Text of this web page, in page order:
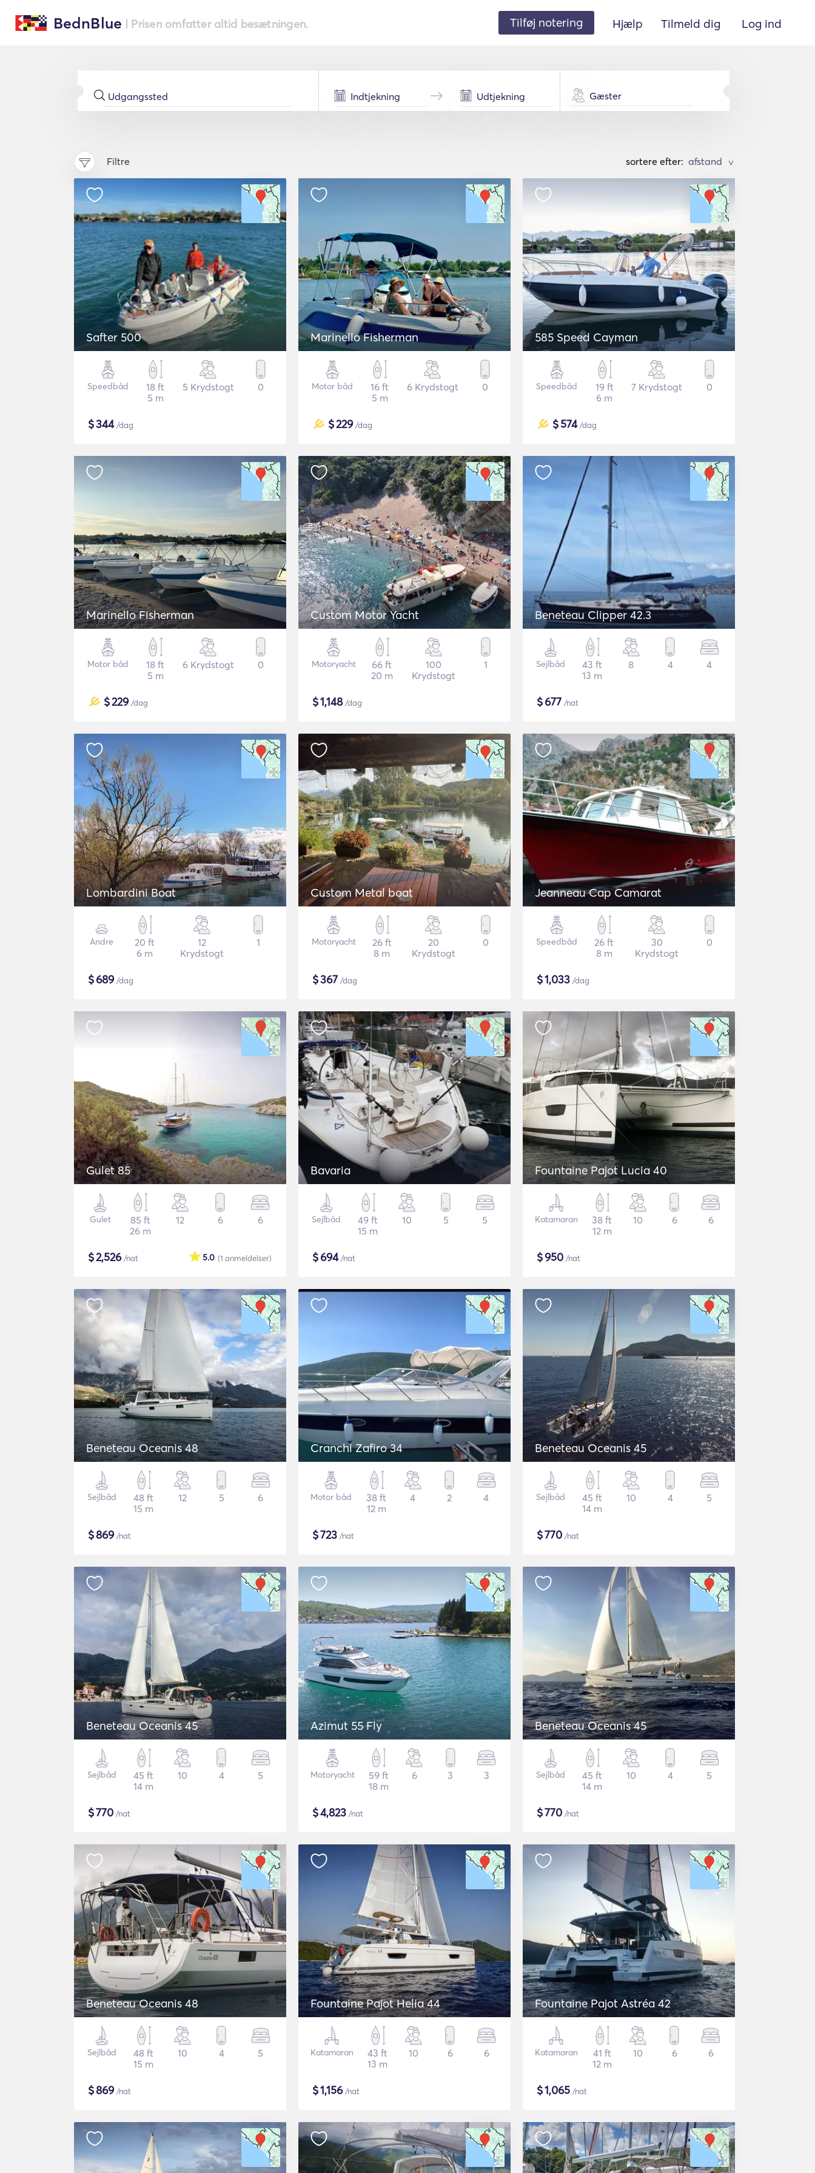
BednBlue | Prisen omfatter altid besætningen. Tilføj notering Hjælp Tilmeld dig Log ind
Gæster
Filtre sortere efter: >
Safter 500
Speedbåd
18 ft
5 m
5 Krydstogt 0
$344/dag
Marinello Fisherman
Motor båd
16 ft
5 m
6 Krydstogt 0
$229/dag
585 Speed Cayman
Speedbåd
19 ft
6 m
7 Krydstogt 0
$574/dag
Marinello Fisherman
Motor båd
18 ft
5 m
6 Krydstogt 0
$229/dag
Custom Motor Yacht
Motoryacht
66 ft
20 m
100
Krydstogt
1
$1,148/dag
Beneteau Clipper 42.3
Sejlbåd
43 ft
13 m
8 4 4
$677 /nat
Lombardini Boat
Andre
20 ft
6 m
12
Krydstogt
1
$689/dag
Custom Metal boat
Motoryacht
26 ft
8 m
20
Krydstogt
0
$367 /dag
Jeanneau Cap Camarat
Speedbåd
26 ft
8 m
30
Krydstogt
0
$1,033 /dag
Gulet 85
Gulet
85 ft
26 m
12 6 6
$2,526/nat (1 anmeldelser)
5.0
Bavaria
Sejlbåd
49 ft
15 m
10 5 5
$694/nat
Fountaine Pajot Lucia 40
Katamaran
38 ft
12 m
10 6 6
$950 /nat
Beneteau Oceanis 48
Sejlbåd
48 ft
15 m
12 5 6
$869/nat
Cranchi Zafiro 34
Motor båd
38 ft
12 m
4 2 4
$723 /nat
Beneteau Oceanis 45
Sejlbåd
45 ft
14 m
10 4 5
$770 /nat
Beneteau Oceanis 45
Sejlbåd
45 ft
14 m
10 4 5
$770 /nat
Azimut 55 Fly
Motoryacht
59 ft
18 m
6 3 3
$4,823 /nat
Beneteau Oceanis 45
Sejlbåd
45 ft
14 m
10 4 5
$770 /nat
Beneteau Oceanis 48
Sejlbåd
48 ft
15 m
10 4 5
$869/nat
Fountaine Pajot Helia 44
Katamaran
43 ft
13 m
10 6 6
$1,156/nat
Fountaine Pajot Astréa 42
Katamaran
41 ft
12 m
10 6 6
$1,065 /nat